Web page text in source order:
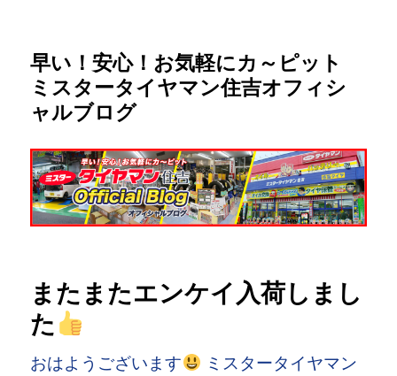
早い！安心！お気軽にカ～ピット
ミスタータイヤマン住吉オフィシ
ャルブログ
またまたエンケイ入荷しまし
た
おはようございます
ミスタータイヤマン